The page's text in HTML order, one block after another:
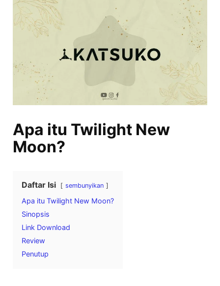
Apa itu Twilight New
Moon?
Daftar Isi sembunyikan
Apa itu Twilight New Moon?
Sinopsis
Link Download
Review
Penutup